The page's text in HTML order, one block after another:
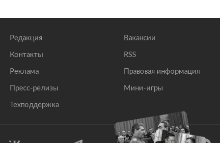
Редакция
Контакты
Реклама
Пресс-релизы
Техподдержка
Вакансии
RSS
Правовая информация
Мини-игры